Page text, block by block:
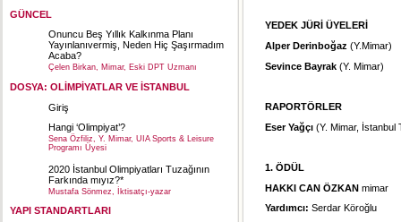
GÜNCEL
Onuncu Beş Yıllık Kalkınma Planı
Yayınlanıvermiş, Neden Hiç Şaşırmadım
Acaba?
Çelen Birkan, Mimar, Eski DPT Uzmanı
DOSYA: OLİMPİYATLAR VE İSTANBUL
Giriş
Hangi ‘Olimpiyat’?
Sena Özfiliz, Y. Mimar, UIA Sports & Leisure
Programı Üyesi
2020 İstanbul Olimpiyatları Tuzağının
Farkında mıyız?*
Mustafa Sönmez, İktisatçı-yazar
YAPI STANDARTLARI
YEDEK JÜRİ ÜYELERİ
Alper Derinboğaz (Y.Mimar)
Sevince Bayrak (Y. Mimar)
RAPORTÖRLER
Eser Yağçı (Y. Mimar,
1. ÖDÜL
HAKKI CAN ÖZKAN mimar
Yardımcı: Serdar Köroğlu